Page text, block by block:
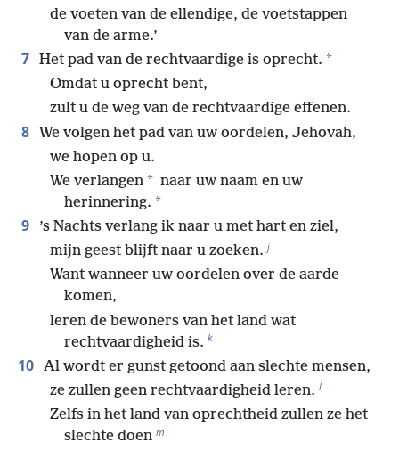
de voeten van de ellendige, de voetstappen
van de arme.’
7 Het pad van de rechtvaardige is oprecht. *
Omdat u oprecht bent,
zult u de weg van de rechtvaardige effenen.
8 We volgen het pad van uw oordelen, Jehovah,
we hopen op u.
We verlangen * naar uw naam en uw
herinnering. *
9
’s Nachts verlang ik naar u met hart en ziel,
mijn geest blijft naar u zoeken. j
Want wanneer uw oordelen over de aarde
komen,
leren de bewoners van het land wat
rechtvaardigheid is. k
10 Al wordt er gunst getoond aan slechte mensen,
ze zullen geen rechtvaardigheid leren. l
Zelfs in het land van oprechtheid zullen ze het
slechte doen m